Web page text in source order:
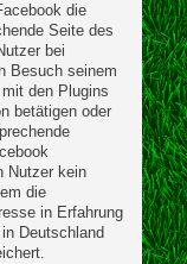
die
Seite des
bei
Besuch seinem
den Plugins
betätigen oder
Nutzer kein
die
in Erfahrung
Deutschland